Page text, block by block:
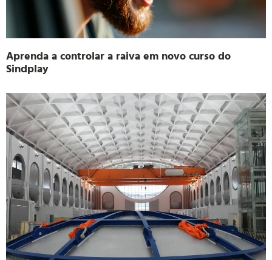
Aprenda a controlar a raiva em novo curso do
Sindplay